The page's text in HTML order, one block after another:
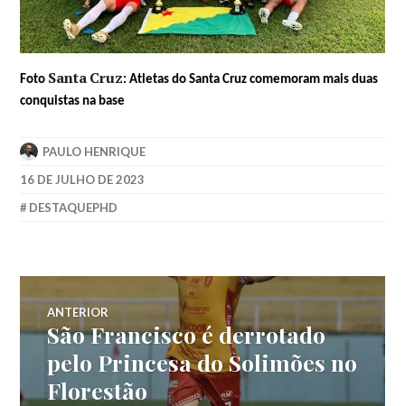
Foto SantaCruz: Atletas do Santa Cruz comemoram mais duas
conquistas na base
PAULO HENRIQUE
16 DE JULHO DE 2023
DESTAQUEPHD
ANTERIOR
São Francisco é derrotado
pelo Princesa do Solimões no
Florestão